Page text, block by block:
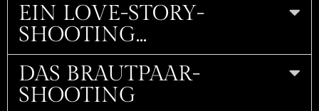
EIN LOVE-STORY-
SHOOTING...
DAS BRAUTPAAR-
SHOOTING